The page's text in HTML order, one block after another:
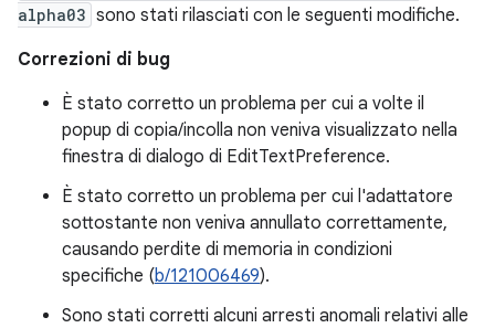
alpha03 sono stati rilasciati con le seguenti modifiche.
Correzioni di bug
È stato corretto un problema per cui a volte il
popup di copia/incolla non veniva visualizzato nella
finestra di dialogo di EditTextPreference.
È stato corretto un problema per cui l'adattatore
sottostante non veniva annullato correttamente,
causando perdite di memoria in condizioni
specifiche (b/121006469).
Sono stati corretti alcuni arresti anomali relativi alle